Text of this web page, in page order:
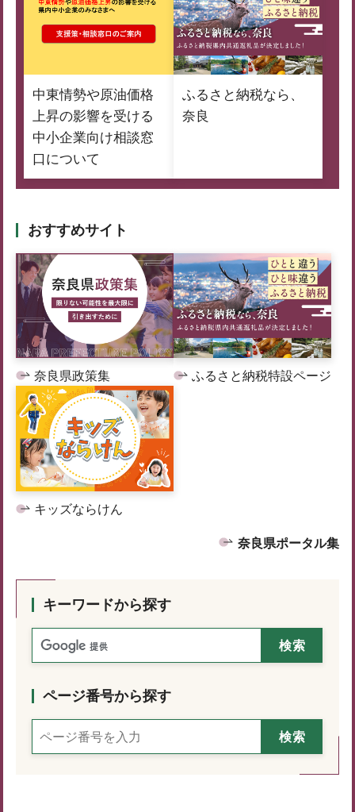
中東情勢や原油価格
上昇の影響を受ける
中小企業向け相談窓
口について
ふるさと納税なら、
奈良
おすすめサイト
奈良県政策集 ふるさと納税特設ページ
キッズならけん
奈良県ポータル集
キーワードから探す
ページ番号から探す